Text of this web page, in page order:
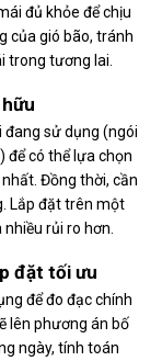
đủ khỏe để chịu
của gió bão, tránh
trong tương lai.
đang sử dụng (ngói
để có thể lựa chọn
Đồng thời, cần
Lắp đặt trên một
rủi ro hơn.
đặt tối ưu
để đo đạc chính
lên phương án bố
ngày, tính toán